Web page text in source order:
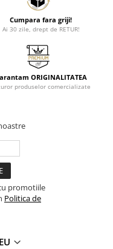
Cumpara fara griji!
Ai 30 zile, drept de RETUR!
ORIGINALITATEA
produselor comercializate
promotiile
Politica de